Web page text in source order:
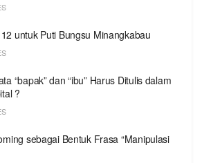
untuk Puti Bungsu Minangkabau
“bapak” dan “ibu” Harus Ditulis dalam
?
sebagai Bentuk Frasa “Manipulasi